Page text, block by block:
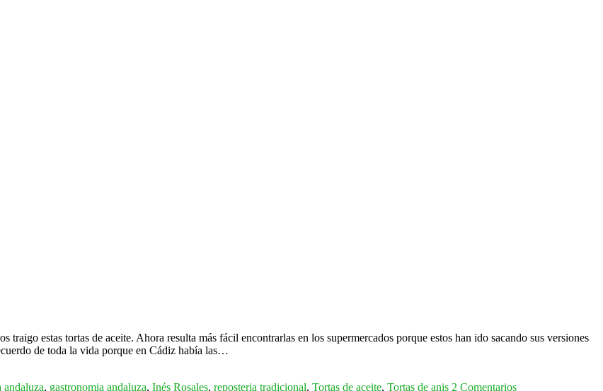
estas tortas de aceite. Ahora resulta más fácil encontrarlas en los supermercados porque estos han ido sacando sus versiones
de toda la vida porque en Cádiz había las…
andaluza, gastronomia andaluza, Inés Rosales, reposteria tradicional, Tortas de aceite, Tortas de anis 2 Comentarios